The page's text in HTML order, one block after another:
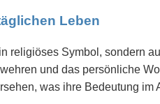
Leben
religiöses Symbol, sondern
und das persönliche
was ihre Bedeutung im